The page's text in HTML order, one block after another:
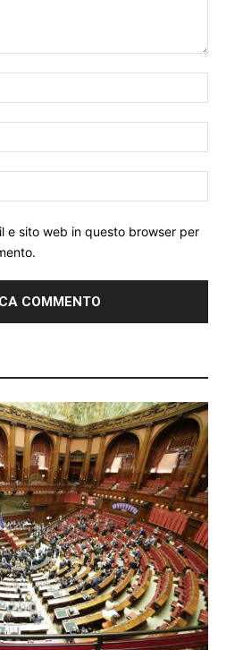
e sito web in questo browser per